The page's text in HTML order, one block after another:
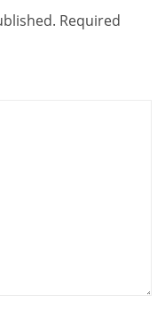
Required